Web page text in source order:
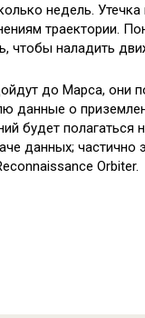
недель.
траектории.
чтобы наладить
до Марса, они
данные о
будет полагаться
данных; частично
Orbiter.